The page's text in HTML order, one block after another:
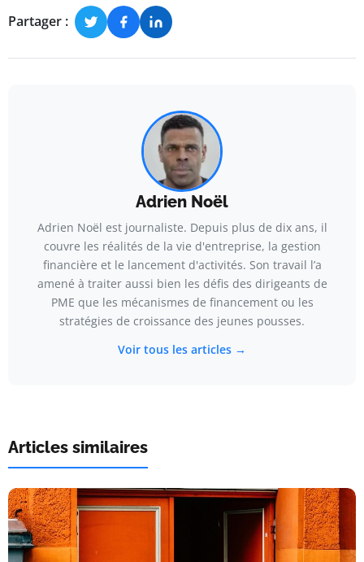
Partager :
Adrien Noël
Adrien Noël est journaliste. Depuis plus de dix ans, il
couvre les réalités de la vie d'entreprise, la gestion
financière et le lancement d'activités. Son travail l’a
amené à traiter aussi bien les défis des dirigeants de
PME que les mécanismes de financement ou les
stratégies de croissance des jeunes pousses.
Voir tous les articles →
Articles similaires